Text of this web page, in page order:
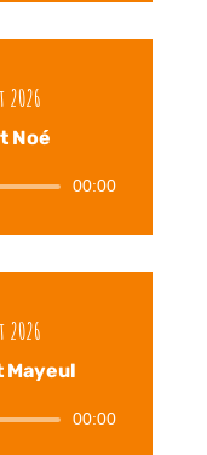
Noé
00:00
Mayeul
00:00